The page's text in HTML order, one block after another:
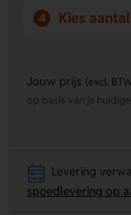
4 Kies aantal
Jouw prijs (excl.
op basis van je
Levering
spoedlevering op